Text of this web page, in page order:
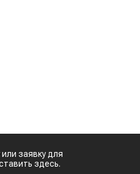
заявку для
здесь.